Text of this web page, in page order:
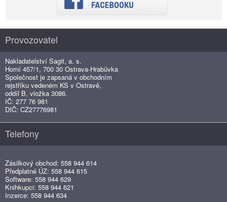
Provozovatel
Nakladatelství Sagit, a. s.
Horní 457/1, 700 30 Ostrava-Hrabůvka
Společnost je zapsaná v obchodním
rejstříku vedeném KS v Ostravě,
oddíl B, vložka 3086.
IČ: 277 76 981
DIČ: CZ27776981
Telefony
Zásilkový obchod: 558 944 614
Předplatné ÚZ: 558 944 615
Software: 558 944 629
Knihkupci: 558 944 621
Inzerce: 558 944 634